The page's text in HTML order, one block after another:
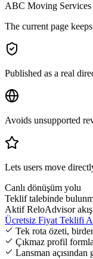
ABC Moving Services
The current page
Published as a real
Avoids unsupported
Lets users move
Canlı dönüşüm yolu
Teklif talebinde
Aktif ReloAdvisor akışı
Ücretsiz Fiyat Teklifi
Tek rota özeti,
Çıkmaz profil
Lansman